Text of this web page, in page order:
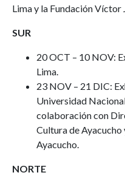
Lima y la Fundación Víctor
SUR
20 OCT – 10 NOV:
Lima.
23 NOV – 21 DIC:
Universidad
colaboración con
Cultura de
Ayacucho.
NORTE